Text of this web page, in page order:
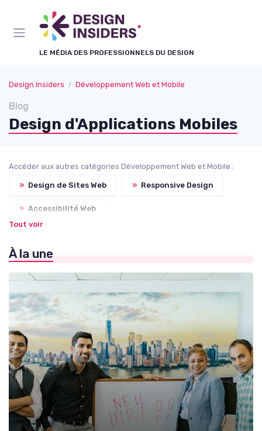
LE MÉDIA DES PROFESSIONNELS DU DESIGN
Design Insiders Développement Web et Mobile
Blog
Design d'Applications Mobiles
Accéder aux autres catégories Développement Web et Mobile :
» Design de Sites Web » Responsive Design
» Accessibilité Web
Tout voir
À la une